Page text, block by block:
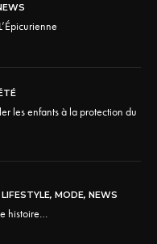
les enfants à la protection du
LIFESTYLE, MODE, NEWS
histoire…